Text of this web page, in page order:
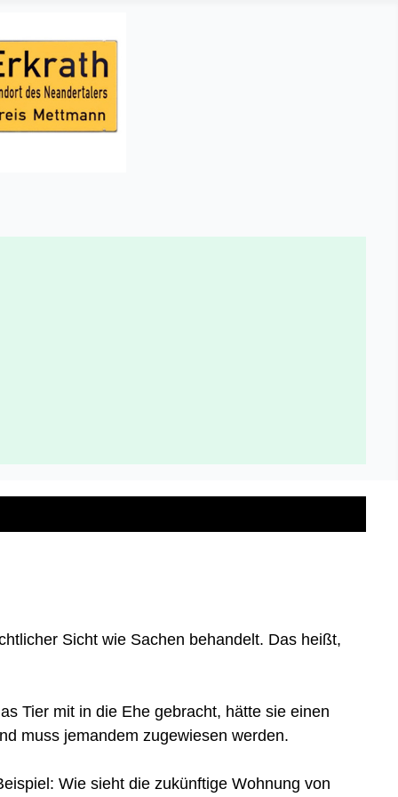
Sicht wie Sachen behandelt. Das heißt,
Tier mit in die Ehe gebracht, hätte sie einen
muss jemandem zugewiesen werden.
Wie sieht die zukünftige Wohnung von